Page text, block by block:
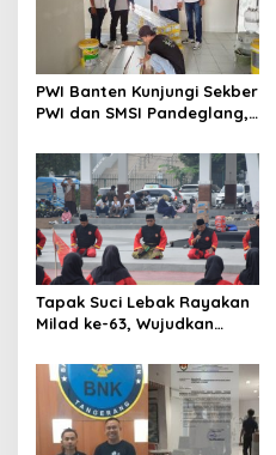
s
PWI Banten Kunjungi Sekber
PWI dan SMSI Pandeglang,
Konferensi Organisasi
Tapak Suci Lebak Rayakan
Milad ke-63, Wujudkan
Menuju Kancah Dunia